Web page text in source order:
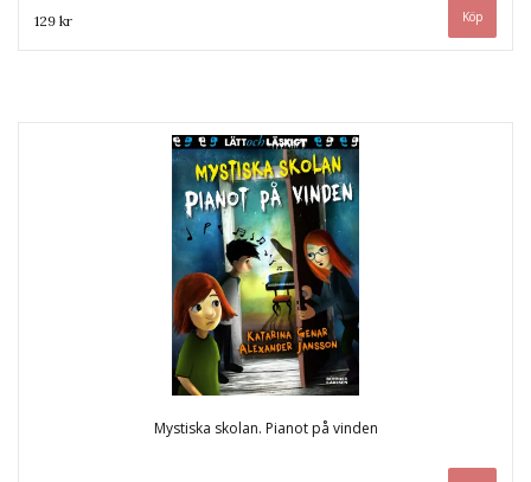
129 kr
Mystiska skolan. Pianot på vinden